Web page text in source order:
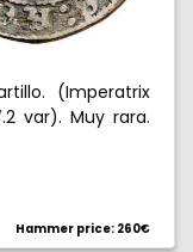
(Imperatrix
var). Muy rara.
Hammer price: 260€